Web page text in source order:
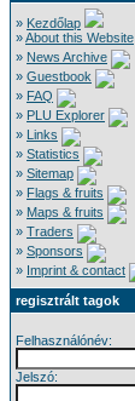
» Kezdőlap
»About this Website
» News Archive
» Guestbook
» FAQ
» PLU Explorer
» Links
» Statistics
» Sitemap
» Flags & fruits
» Maps & fruits
» Traders
» Sponsors
» Imprint & contact
regisztrált tagok
Felhasználónév:
Jelszó: